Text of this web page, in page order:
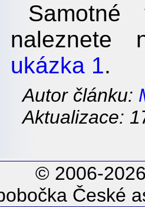
naleznete
ukázka 1.
Autor článku:
Aktualizace:
© 2006-
České